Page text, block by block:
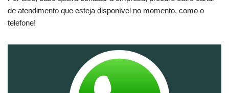
de atendimento que esteja disponível no momento, como o
telefone!